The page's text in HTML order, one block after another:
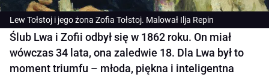
Lew Tołstoj i jego żona Zofia Tołstoj. Malował Ilja Repin
Ślub Lwa i Zofii odbył się w 1862 roku. On miał
wówczas 34 lata, ona zaledwie 18. Dla Lwa był to
moment triumfu – młoda, piękna i inteligentna